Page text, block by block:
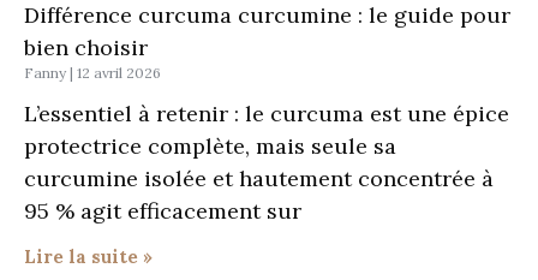
Différence curcuma curcumine : le guide pour
bien choisir
Fanny 12 avril 2026
L’essentiel à retenir : le curcuma est une épice
protectrice complète, mais seule sa
curcumine isolée et hautement concentrée à
95 % agit efficacement sur
Lire la suite »